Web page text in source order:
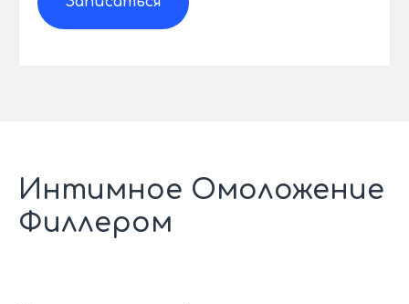
Интимное Омоложение
Филлером